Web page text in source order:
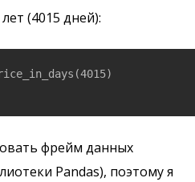
(4015 дней):
фрейм данных
Pandas), поэтому я